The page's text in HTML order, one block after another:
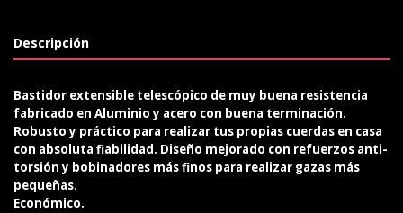
Descripción
Bastidor extensible telescópico de muy buena resistencia
fabricado en Aluminio y acero con buena terminación.
Robusto y práctico para realizar tus propias cuerdas en casa
con absoluta fiabilidad. Diseño mejorado con refuerzos anti-
torsión y bobinadores más finos para realizar gazas más
pequeñas.
Económico.